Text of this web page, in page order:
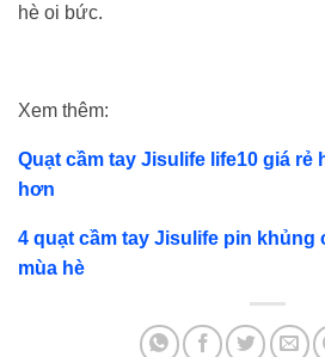
hè oi bức.
Xem thêm:
Quạt cầm tay Jisulife life10 giá rẻ
hơn
4 quạt cầm tay Jisulife pin khủng
mùa hè